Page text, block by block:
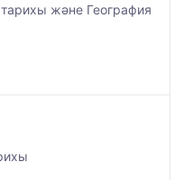
және География